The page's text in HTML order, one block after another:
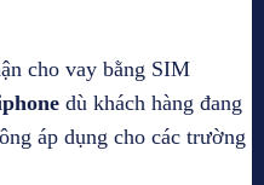
cho vay bằng SIM
dù khách hàng đang
áp dụng cho các trường